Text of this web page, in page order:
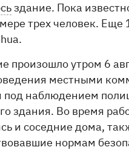
здание. Пока
трех человек. Еще
произошло утром 6
местными
под наблюдением
здания. Во время
и соседние дома,
нормам